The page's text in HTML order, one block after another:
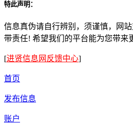
特此声明：
信息真伪请自行辨别，须谨慎，网
带责任! 希望我们的平台能为您带来
[进贤信息网反馈中心]
首页
发布信息
账户